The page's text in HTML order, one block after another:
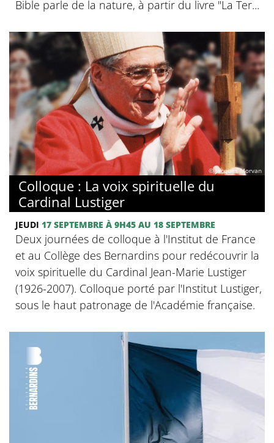
Bible parle de la nature, à partir du livre "La Ter...
© Jacques Morvan
Colloque : La voix spirituelle du
Cardinal Lustiger
JEUDI 17 SEPTEMBRE À 9H45 AU 18 SEPTEMBRE
Deux journées de colloque à l'Institut de France
et au Collège des Bernardins pour redécouvrir la
voix spirituelle du Cardinal Jean-Marie Lustiger
(1926-2007). Colloque porté par l'Institut Lustiger,
sous le haut patronage de l'Académie française.